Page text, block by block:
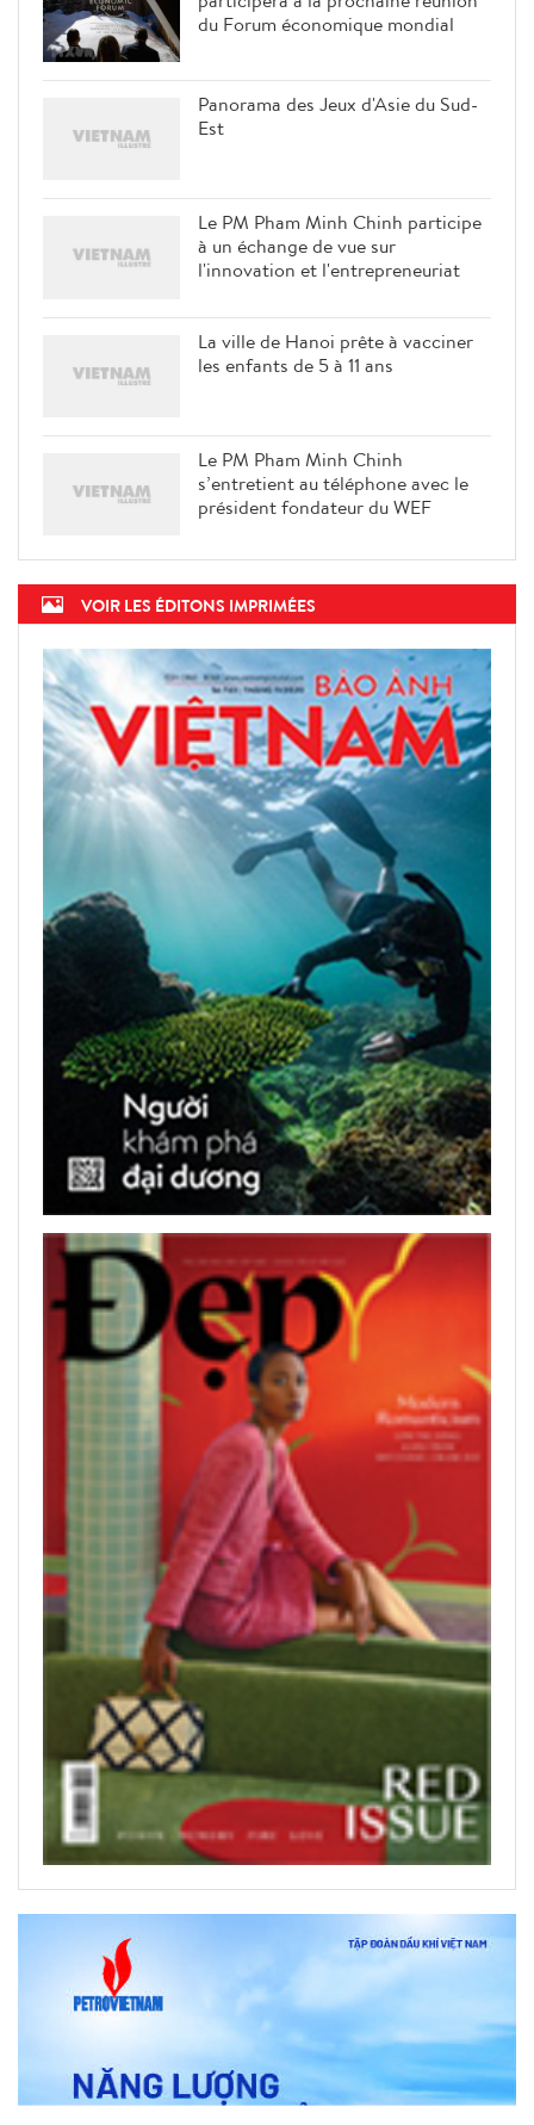
du Forum économique mondial
Panorama des Jeux d'Asie du Sud-
Est
Le PM Pham Minh Chinh participe
à un échange de vue sur
l'innovation et l'entrepreneuriat
La ville de Hanoi prête à vacciner
les enfants de 5 à 11 ans
Le PM Pham Minh Chinh
s’entretient au téléphone avec le
président fondateur du WEF
VOIR LES ÉDITONS IMPRIMÉES